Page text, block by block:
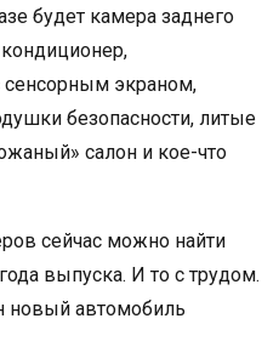
будет камера заднего
сенсорным экраном,
безопасности, литые
салон и кое-что
сейчас можно найти
выпуска. И то с трудом.
новый автомобиль